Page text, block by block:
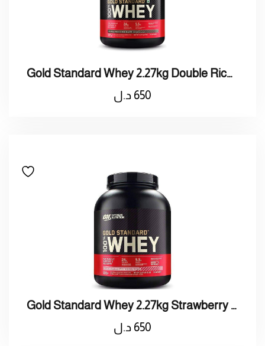
Gold Standard Whey 2.27kg Double Rich Chocolate
650 د.ل
Gold Standard Whey 2.27kg Strawberry / علبة قولد واي بروتين بنكهة فراولة 2.27كجم
650 د.ل